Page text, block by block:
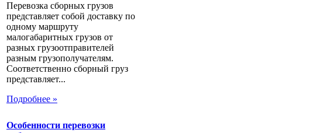
Перевозка сборных грузов
представляет собой доставку по
одному маршруту
малогабаритных грузов от
разных грузоотправителей
разным грузополучателям.
Соответственно сборный груз
представляет...
Подробнее »
Особенности перевозки